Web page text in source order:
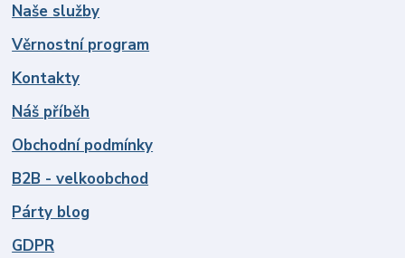
Naše služby
Věrnostní program
Kontakty
Náš příběh
Obchodní podmínky
B2B - velkoobchod
Párty blog
GDPR